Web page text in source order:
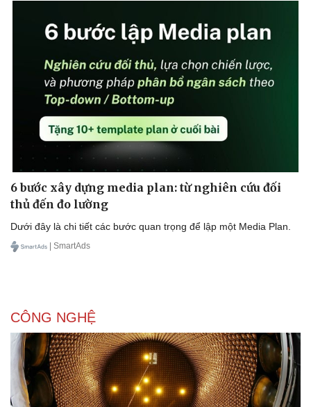
6 bước xây dựng media plan: từ nghiên cứu đối
thủ đến đo lường
Dưới đây là chi tiết các bước quan trọng để lập một Media Plan.
| SmartAds
CÔNG NGHỆ